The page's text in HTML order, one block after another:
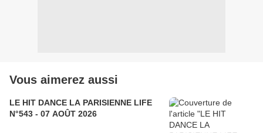
Vous aimerez aussi
LE HIT DANCE LA PARISIENNE LIFE
N°543 - 07 AOÛT 2026